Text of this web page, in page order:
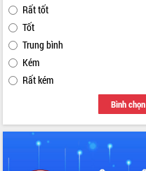
Rất tốt
Tốt
Trung bình
Kém
Rất kém
Bình chọn